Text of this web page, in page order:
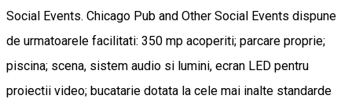
Social Events. Chicago Pub and Other Social Events dispune
de urmatoarele facilitati: 350 mp acoperiti; parcare proprie;
piscina; scena, sistem audio si lumini, ecran LED pentru
proiectii video; bucatarie dotata la cele mai inalte standarde